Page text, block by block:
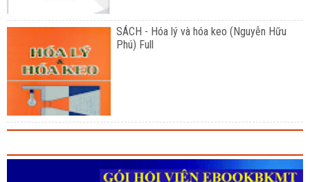
SÁCH - Hóa lý và hóa keo (Nguyễn Hữu
Phú) Full